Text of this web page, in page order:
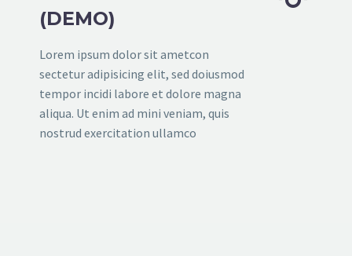
(DEMO)
Lorem ipsum dolor sit ametcon
sectetur adipisicing elit, sed doiusmod
tempor incidi labore et dolore magna
aliqua. Ut enim ad mini veniam, quis
nostrud exercitation ullamco